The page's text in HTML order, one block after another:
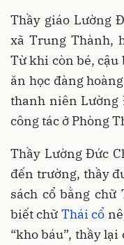
Thầy giáo Lường
xã Trung Thành,
Từ khi còn bé, cậu
ăn học đàng
thanh niên Lường
công tác ở Phòng
Thầy Lường Đức
đến trường, thầy
sách cổ bằng chữ
biết chữ Thái cổ
“kho báu”, thầy